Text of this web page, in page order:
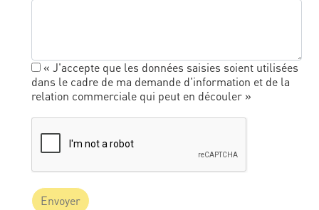
« J'accepte que les données saisies soient utilisées
dans le cadre de ma demande d'information et de la
relation commerciale qui peut en découler »